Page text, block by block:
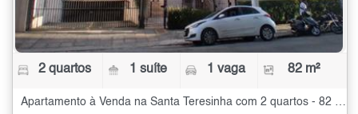
2 quartos 1 suíte 1 vaga 82 m²
Apartamento à Venda na Santa Teresinha com 2 quartos - 82 m²